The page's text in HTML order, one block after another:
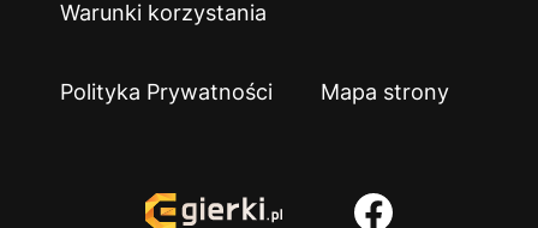
Warunki korzystania
Polityka Prywatności Mapa strony